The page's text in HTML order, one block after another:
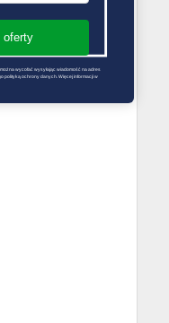
oferty
wycofać wysyłając wiadomość na adres
polityką ochrony danych. Więcej informacji w